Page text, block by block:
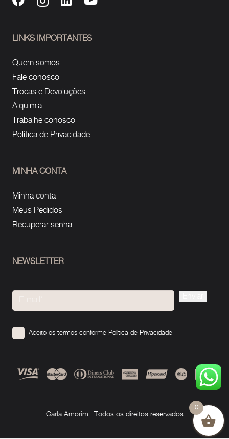
LINKS IMPORTANTES
Quem somos
Fale conosco
Trocas e Devoluções
Alquimia
Trabalhe conosco
Política de Privacidade
MINHA CONTA
Minha conta
Meus Pedidos
Recuperar senha
NEWSLETTER
Aceito os termos conforme Política de Privacidade
Carla Amorim | Todos os direitos reservados
0